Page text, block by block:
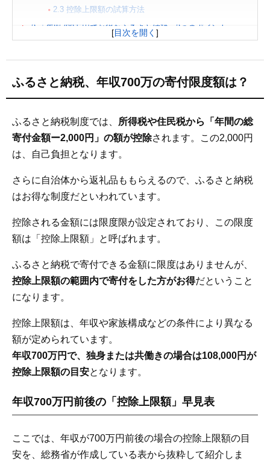
[目次を開く ]
2.3 控除上限額の試算方法
3 「年収700万円でお得なふるさと納税」3つのポイント
3.22. 控除を受ける本人名義で寄付する
3.33. 欲しい返礼品は早めに申し込む
4ふるさと納税「高還元率」返礼品
5ふるさと納税「年収700万」おすすめ返礼品
5.1寄付金額66,000円以下の人気返礼品
5.2寄付金額78,000円以下の人気返礼品
5.4 寄付金額108,000円以下の人気返礼品
7ふるさと納税｜年収700万円の人によくある疑問
7.1Q1. 年収700万円のふるさと納税の控除上限額（限
Q2. 共働き（配偶者あり）の場合、控除上限額はど
う変わりますか？
7.3
7.4 Q4. ワンストップ特例を使うと、住宅ローン控除に
影響しますか？
7.5Q5. 控除上限額を超えて寄付するとどうなります
か？
ふるさと納税、年収700万の寄付限度額は？
ふるさと納税制度では、
所得税や住民税から「年間の総
寄付金額ー2,000円」の額が控除されます。この2,000円
は、自己負担となります。
さらに自治体から返礼品ももらえるので、ふるさと納税
はお得な制度だといわれています。
控除される金額には限度限が設定されており、この限度
額は「控除上限額」と呼ばれます。
ふるさと納税で寄付できる金額に限度はありませんが、
控除上限額の範囲内で寄付をした方がお得だということ
になります。
控除上限額は、年収や家族構成などの条件により異なる
額が定められています。
年収700万円で、独身または共働きの場合は108,000円が
控除上限額の目安となります。
年収700万円前後の「控除上限額」早見表
ここでは、年収が700万円前後の場合の控除上限額の目
安を、総務省が作成している表から抜粋して紹介しま